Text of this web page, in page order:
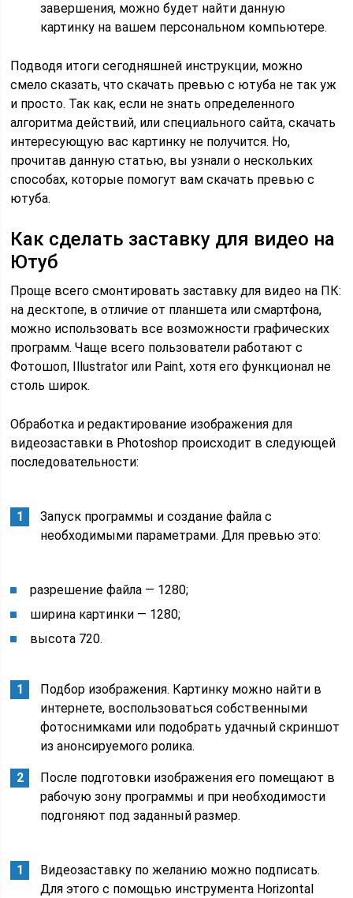
завершения, можно будет найти данную
картинку на вашем персональном компьютере.
Подводя итоги сегодняшней инструкции, можно
смело сказать, что скачать превью с ютуба не так уж
и просто. Так как, если не знать определенного
алгоритма действий, или специального сайта, скачать
интересующую вас картинку не получится. Но,
прочитав данную статью, вы узнали о нескольких
способах, которые помогут вам скачать превью с
ютуба.
Как сделать заставку для видео на
Ютуб
Проще всего смонтировать заставку для видео на ПК:
на десктопе, в отличие от планшета или смартфона,
можно использовать все возможности графических
программ. Чаще всего пользователи работают с
Фотошоп, Illustrator или Paint, хотя его функционал не
столь широк.
Обработка и редактирование изображения для
видеозаставки в Photoshop происходит в следующей
последовательности:
Запуск программы и создание файла с
необходимыми параметрами. Для превью это:
разрешение файла — 1280;
ширина картинки — 1280;
высота 720.
Подбор изображения. Картинку можно найти в
интернете, воспользоваться собственными
фотоснимками или подобрать удачный скриншот
из анонсируемого ролика.
После подготовки изображения его помещают в
рабочую зону программы и при необходимости
подгоняют под заданный размер.
Видеозаставку по желанию можно подписать.
Для этого с помощью инструмента Horizontal